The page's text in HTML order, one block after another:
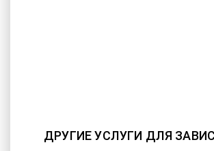
ДРУГИЕ УСЛУГИ ДЛЯ